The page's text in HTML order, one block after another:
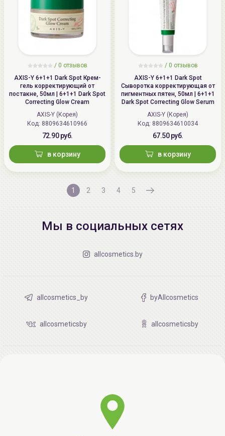
/ 0 отзывов
AXIS-Y 6+1+1 Dark Spot Крем-
гель корректирующий от
постакне, 50мл | 6+1+1 Dark Spot
Correcting Glow Cream
AXIS-Y (Корея)
Код: 8809634610966
72.90 руб.
в корзину
/ 0 отзывов
AXIS-Y 6+1+1 Dark Spot
Сыворотка корректирующая от
пигментных пятен, 50мл | 6+1+1
Dark Spot Correcting Glow Serum
AXIS-Y (Корея)
Код: 8809634610034
67.50 руб.
в корзину
1 2 3 4 5
Мы в социальных сетях
allcosmetics.by
allcosmetics_by byAllcosmetics
allcosmeticsby allcosmeticsby